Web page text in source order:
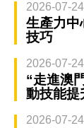
2026-07-
生產力中
技巧
2026-07-
“走進澳
動技能提
2026-07-